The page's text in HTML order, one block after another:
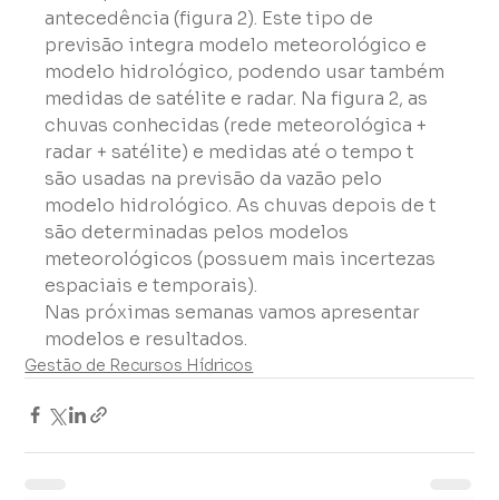
antecedência (figura 2). Este tipo de
previsão integra modelo meteorológico e
modelo hidrológico, podendo usar também
medidas de satélite e radar. Na figura 2, as
chuvas conhecidas (rede meteorológica +
radar + satélite) e medidas até o tempo t
são usadas na previsão da vazão pelo
modelo hidrológico. As chuvas depois de t
são determinadas pelos modelos
meteorológicos (possuem mais incertezas
espaciais e temporais).
Nas próximas semanas vamos apresentar
modelos e resultados.
Gestão de Recursos Hídricos